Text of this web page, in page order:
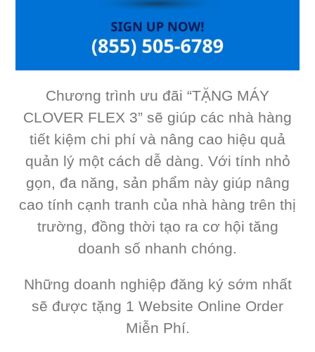
Chương trình ưu đãi “TẶNG MÁY
CLOVER FLEX 3” sẽ giúp các nhà hàng
tiết kiệm chi phí và nâng cao hiệu quả
quản lý một cách dễ dàng. Với tính nhỏ
gọn, đa năng, sản phẩm này giúp nâng
cao tính cạnh tranh của nhà hàng trên thị
trường, đồng thời tạo ra cơ hội tăng
doanh số nhanh chóng.
Những doanh nghiệp đăng ký sớm nhất
sẽ được tặng 1 Website Online Order
Miễn Phí.